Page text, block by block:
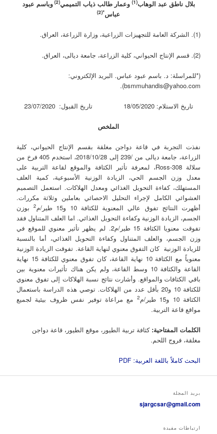
بلال ناطق عبد الوهاب(1) وعمار طالب ذياب التميمي(2)
وباسم عبود
عباس*(2)
(1). الشركة العامة للتجهيزات الزراعية، وزارة الزراعة، العراق.
(2). قسم الإنتاج الحيواني، كلية الزراعة، جامعة ديالى، العراق.
(*للمراسلة: د. باسم عبود عباس. البريد الإلكتروني:
bsmmuhandis@yahoo.com).
تاريخ الاستلام: 18/05/2020 تاريخ القبول: 23/07/2020
الملخص
نفذت التجربة في قاعة دواجن مغلقة بقسم الإنتاج الحيواني، كلية
الزراعة، جامعة ديالى من /239 إلى 2018/10/28، استخدم 405 فرخ من
سلالة Ross-308، لمعرفة تأثير الكثافة والموقع لقاعة التربية على
معدل وزن الجسم الحي، الزيادة الوزنية الأسبوعية، كمية العلف
المستهلك، كفاءة التحويل الغذائي ومعدل الهلاكات. استعمل التصميم
العشوائي الكامل لإجراء التحليل الاحصائي بعاملين وثلاثة مكررات.
أظهرت النتائج تفوق عالي المعنوية للكثافة 10 و15 طير/م
2بوزن
الجسم، الزيادة الوزنية وكفاءة التحويل الغذائي. اما العلف المتناول فقد
تفوقت معنويا الكثافة 15 طير/م2. لم يظهر تأثير معنوي للموقع في
وزن الجسم، والعلف المتناول وكفاءة التحويل الغذائي، أما بالنسبة
للزيادة الوزنية كان التفوق معنوي لنهاية القاعة. تفوقت الزيادة الوزنية
معنوياً مع الكثافة 10 نهاية القاعة، كان تفوق معنوي للكثافة 15 نهاية
القاعة والكثافة 10 وسط القاعة، ولم يكن هناك تأثيرات معنوية بين
باقي الكثافات والمواقع. وأشارت نتائج نسبة الهلاكات إلى تفوق معنوي
للكثافة 10 و20 بأقل عدد من الهلاكات. توصي هذه الدراسة باستعمال
الكثافة 10 و15 طير/م
2
مع مراعاة توفير نفس ظروف بيئية لجميع
مواقع قاعة التربية.
الكلمات المفتاحية: كثافة تربية الطيور، موقع الطيور، قاعة دواجن
مغلقة، فروج اللحم.
البحث كاملاً باللغة العربية: PDF
بريد المجلة
sjargcsar@gmail.com
ارتباطات مفيدة